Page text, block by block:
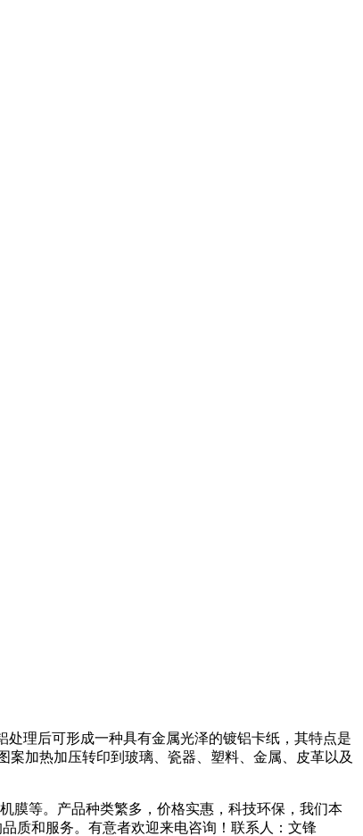
理后可形成一种具有金属光泽的镀铝卡纸，其特点是
加热加压转印到玻璃、瓷器、塑料、金属、皮革以及
膜等。产品种类繁多，价格实惠，科技环保，我们本
质和服务。有意者欢迎来电咨询！联系人：文锋